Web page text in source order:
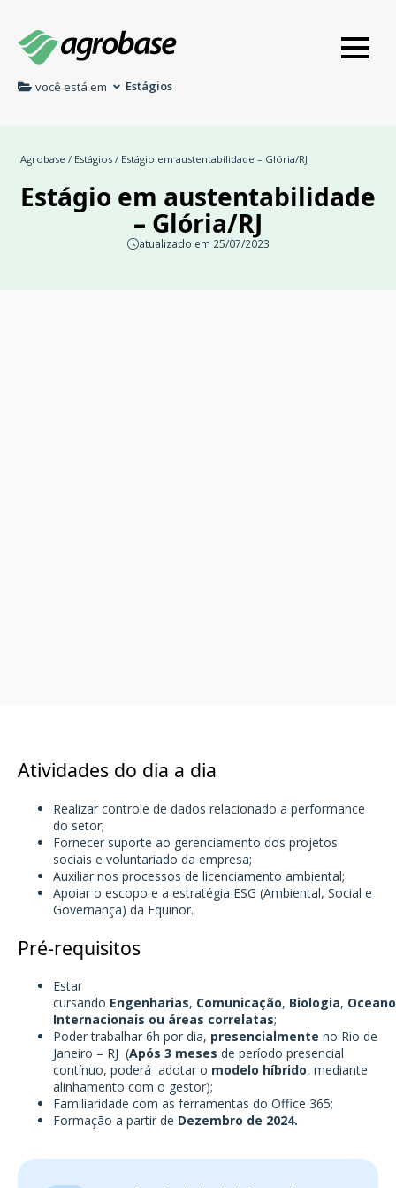
você está em Estágios
Agrobase / Estágios / Estágio em austentabilidade – Glória/RJ
Estágio em austentabilidade
– Glória/RJ
atualizado em 25/07/2023
Atividades do dia a dia
Realizar controle de dados relacionado a performance
do setor;
Fornecer suporte ao gerenciamento dos projetos
sociais e voluntariado da empresa;
Auxiliar nos processos de licenciamento ambiental;
Apoiar o escopo e a estratégia ESG (Ambiental, Social e
Governança) da Equinor.
Pré-requisitos
Estar
cursando Engenharias, Comunicação, Biologia,
Internacionais ou áreas correlatas;
Poder trabalhar 6h por dia, presencialmente no Rio de
Janeiro – RJ (Após 3 meses de período presencial
contínuo, poderá adotar o modelo híbrido, mediante
alinhamento com o gestor);
Familiaridade com as ferramentas do Office 365;
Formação a partir de Dezembro de 2024.